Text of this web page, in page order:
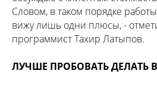
Словом, в таком порядке
вижу лишь одни плюсы, -
программист Тахир Латыпов.
ЛУЧШЕ ПРОБОВАТЬ ДЕЛАТЬ